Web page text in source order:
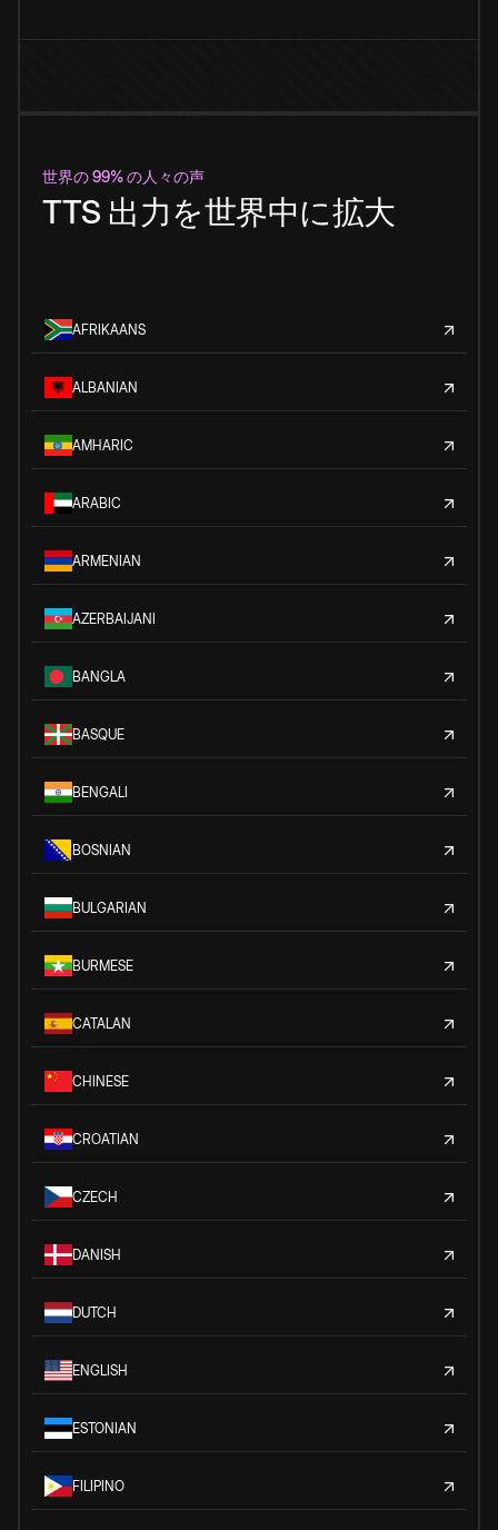
世界の 99% の人々の声
TTS 出力を世界中に拡大
AFRIKAANS
ALBANIAN
AMHARIC
ARABIC
ARMENIAN
AZERBAIJANI
BANGLA
BASQUE
BENGALI
BOSNIAN
BULGARIAN
BURMESE
CATALAN
CHINESE
CROATIAN
CZECH
DANISH
DUTCH
ENGLISH
ESTONIAN
FILIPINO